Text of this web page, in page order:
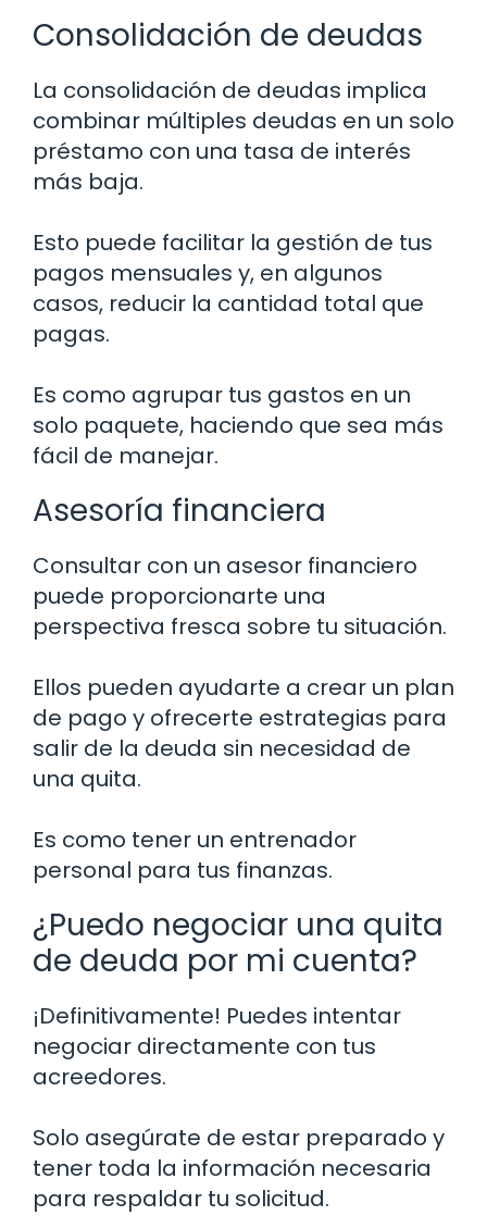
Consolidación de deudas
La consolidación de deudas implica
combinar múltiples deudas en un solo
préstamo con una tasa de interés
más baja.
Esto puede facilitar la gestión de tus
pagos mensuales y, en algunos
casos, reducir la cantidad total que
pagas.
Es como agrupar tus gastos en un
solo paquete, haciendo que sea más
fácil de manejar.
Asesoría financiera
Consultar con un asesor financiero
puede proporcionarte una
perspectiva fresca sobre tu situación.
Ellos pueden ayudarte a crear un plan
de pago y ofrecerte estrategias para
salir de la deuda sin necesidad de
una quita.
Es como tener un entrenador
personal para tus finanzas.
¿Puedo negociar una quita
de deuda por mi cuenta?
¡Definitivamente! Puedes intentar
negociar directamente con tus
acreedores.
Solo asegúrate de estar preparado y
tener toda la información necesaria
para respaldar tu solicitud.